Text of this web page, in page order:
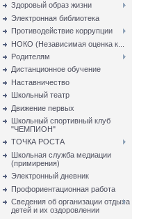
Здоровый образ жизни
Электронная библиотека
Противодействие коррупции
НОКО (Независимая оценка к...
Родителям
Дистанционное обучение
Наставничество
Школьный театр
Движение первых
Школьный спортивный клуб
"ЧЕМПИОН"
ТОЧКА РОСТА
Школьная служба медиации
(примирения)
Электронный дневник
Профориентационная работа
Сведения об организации отдыха
детей и их оздоровлении